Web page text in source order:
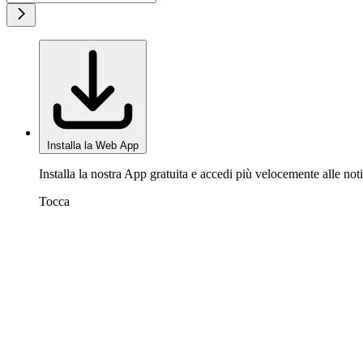
Installa la Web App
Installa la nostra App gratuita e accedi più velocemente alle
Tocca